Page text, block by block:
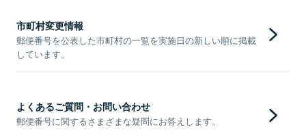
市町村変更情報
郵便番号を公表した市町村の一覧を実施日の新しい順に掲載
しています。
よくあるご質問・お問い合わせ
郵便番号に関するさまざまな疑問にお答えします。